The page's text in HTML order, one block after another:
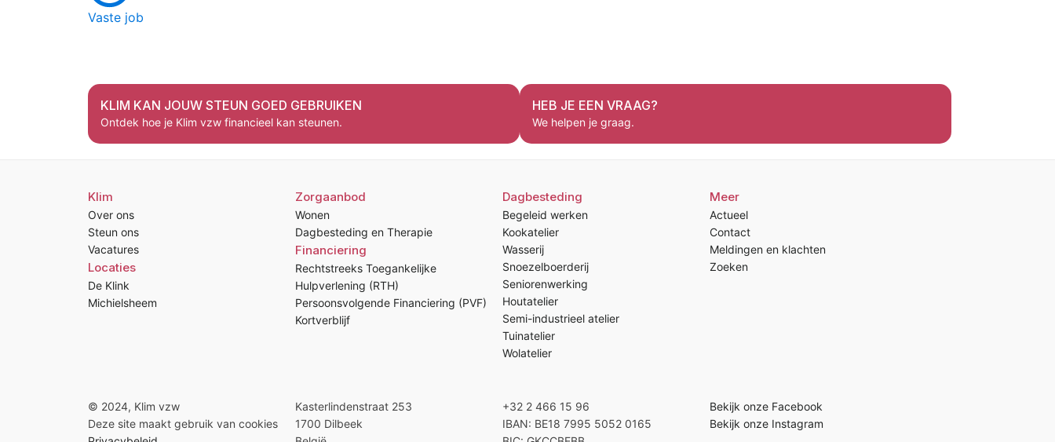
Vaste job
KLIM KAN JOUW STEUN GOED GEBRUIKEN
Ontdek hoe je Klim vzw financieel kan steunen.
HEB JE EEN VRAAG?
We helpen je graag.
Klim
Over ons
Steun ons
Vacatures
Locaties
De Klink
Michielsheem
Zorgaanbod
Wonen
Dagbesteding en Therapie
Financiering
Rechtstreeks Toegankelijke
Hulpverlening (RTH)
Persoonsvolgende Financiering (PVF)
Kortverblijf
Dagbesteding
Begeleid werken
Kookatelier
Wasserij
Snoezelboerderij
Seniorenwerking
Houtatelier
Semi-industrieel atelier
Tuinatelier
Wolatelier
Meer
Actueel
Contact
Meldingen en klachten
Zoeken
© 2024, Klim vzw
Deze site maakt gebruik van cookies
Kasterlindenstraat 253
1700 Dilbeek
+32 2 466 15 96
IBAN: BE18 7995 5052 0165
Bekijk onze Facebook
Bekijk onze Instagram